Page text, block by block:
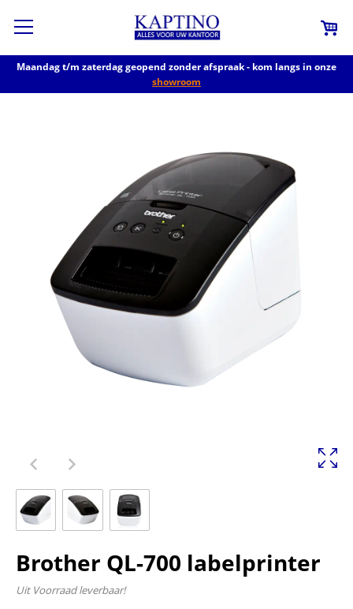
Maandag t/m zaterdag geopend zonder afspraak - kom langs in onze
showroom
Brother QL-700 labelprinter
Uit Voorraad leverbaar!